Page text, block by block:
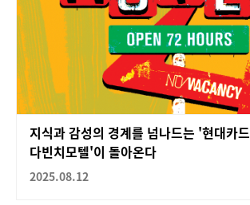
지식과 감성의 경계를 넘나드는 '현대카드
다빈치모텔'이 돌아온다
2025.08.12